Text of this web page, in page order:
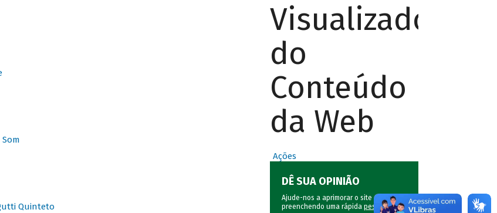
Quinteto
Visualizador
do
Conteúdo
da Web
Ações
DÊ SUA OPINIÃO
Ajude-nos a aprimorar o site do BNDES
preenchendo uma rápida pesquisa.